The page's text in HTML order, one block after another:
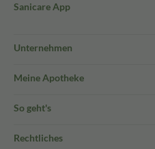
Sanicare App
Unternehmen
Meine Apotheke
So geht's
Rechtliches